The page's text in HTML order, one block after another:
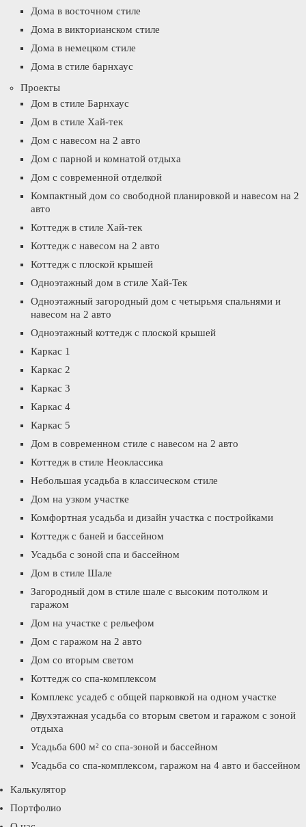
Дома в восточном стиле
Дома в викторианском стиле
Дома в немецком стиле
Дома в стиле барнхаус
Проекты
Дом в стиле Барнхаус
Дом в стиле Хай-тек
Дом с навесом на 2 авто
Дом с парной и комнатой отдыха
Дом с современной отделкой
Компактный дом со свободной планировкой и навесом на 2
авто
Коттедж в стиле Хай-тек
Коттедж с навесом на 2 авто
Коттедж с плоской крышей
Одноэтажный дом в стиле Хай-Тек
Одноэтажный загородный дом с четырьмя спальнями и
навесом на 2 авто
Одноэтажный коттедж с плоской крышей
Каркас 1
Каркас 2
Каркас 3
Каркас 4
Каркас 5
Дом в современном стиле с навесом на 2 авто
Коттедж в стиле Неоклассика
Небольшая усадьба в классическом стиле
Дом на узком участке
Комфортная усадьба и дизайн участка с постройками
Коттедж с баней и бассейном
Усадьба с зоной спа и бассейном
Дом в стиле Шале
Загородный дом в стиле шале с высоким потолком и
гаражом
Дом на участке с рельефом
Дом с гаражом на 2 авто
Дом со вторым светом
Коттедж со спа-комплексом
Комплекс усадеб с общей парковкой на одном участке
Двухэтажная усадьба со вторым светом и гаражом с зоной
отдыха
Усадьба 600 м² со спа-зоной и бассейном
Усадьба со спа-комплексом, гаражом на 4 авто и бассейном
Калькулятор
Портфолио